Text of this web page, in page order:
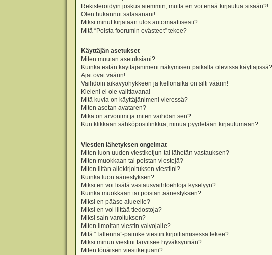
Rekisteröidyin joskus aiemmin, mutta en voi enää kirjautua sisään?!
Olen hukannut salasanani!
Miksi minut kirjataan ulos automaattisesti?
Mitä “Poista foorumin evästeet” tekee?
Käyttäjän asetukset
Miten muutan asetuksiani?
Kuinka estän käyttäjänimeni näkymisen paikalla olevissa käyttäjissä?
Ajat ovat väärin!
Vaihdoin aikavyöhykkeen ja kellonaika on silti väärin!
Kieleni ei ole valittavana!
Mitä kuvia on käyttäjänimeni vieressä?
Miten asetan avataren?
Mikä on arvonimi ja miten vaihdan sen?
Kun klikkaan sähköpostilinkkiä, minua pyydetään kirjautumaan?
Viestien lähetyksen ongelmat
Miten luon uuden viestiketjun tai lähetän vastauksen?
Miten muokkaan tai poistan viestejä?
Miten liitän allekirjoituksen viestiini?
Kuinka luon äänestyksen?
Miksi en voi lisätä vastausvaihtoehtoja kyselyyn?
Kuinka muokkaan tai poistan äänestyksen?
Miksi en pääse alueelle?
Miksi en voi liittää tiedostoja?
Miksi sain varoituksen?
Miten ilmoitan viestin valvojalle?
Mitä “Tallenna”-painike viestin kirjoittamisessa tekee?
Miksi minun viestini tarvitsee hyväksynnän?
Miten tönäisen viestiketjuani?